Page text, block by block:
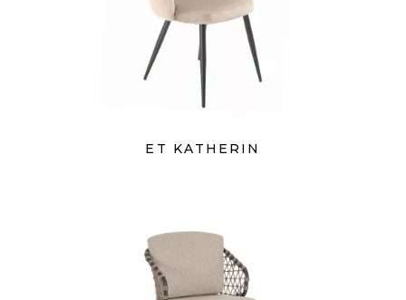
ET KATHERIN